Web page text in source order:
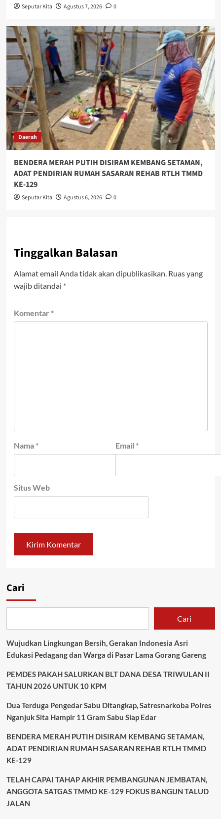
Seputar Kita Agustus 7, 2026 0
Daerah
BENDERA MERAH PUTIH DISIRAM KEMBANG SETAMAN,
ADAT PENDIRIAN RUMAH SASARAN REHAB RTLH TMMD
KE-129
Seputar Kita Agustus 6, 2026 0
Tinggalkan Balasan
Alamat email Anda tidak akan dipublikasikan. Ruas yang
wajib ditandai *
Komentar *
Nama * Email *
Situs Web
Cari
Cari
Wujudkan Lingkungan Bersih, Gerakan Indonesia Asri
Edukasi Pedagang dan Warga di Pasar Lama Gorang Gareng
PEMDES PAKAH SALURKAN BLT DANA DESA TRIWULAN II
TAHUN 2026 UNTUK 10 KPM
Dua Terduga Pengedar Sabu Ditangkap, Satresnarkoba Polres
Nganjuk Sita Hampir 11 Gram Sabu Siap Edar
BENDERA MERAH PUTIH DISIRAM KEMBANG SETAMAN,
ADAT PENDIRIAN RUMAH SASARAN REHAB RTLH TMMD
KE-129
TELAH CAPAI TAHAP AKHIR PEMBANGUNAN JEMBATAN,
ANGGOTA SATGAS TMMD KE-129 FOKUS BANGUN TALUD
JALAN